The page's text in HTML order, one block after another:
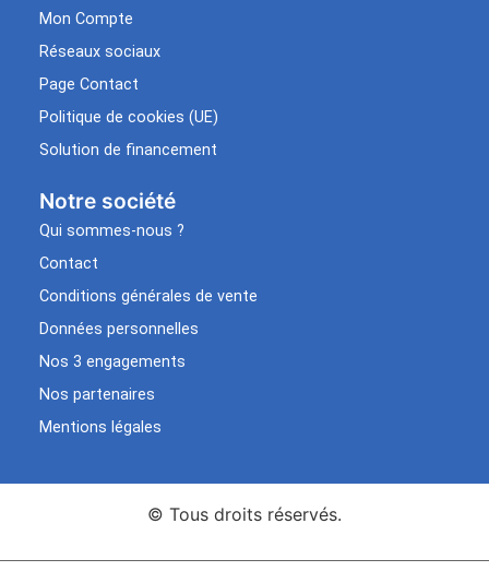
Mon Compte
Réseaux sociaux
Page Contact
Politique de cookies (UE)
Solution de financement
Notre société
Qui sommes-nous ?
Contact
Conditions générales de vente
Données personnelles
Nos 3 engagements
Nos partenaires
Mentions légales
© Tous droits réservés.